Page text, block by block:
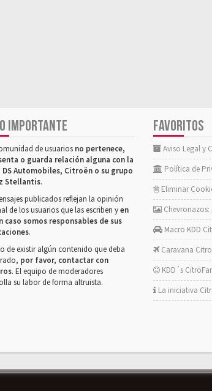
IMPORTANTE
de usuarios no pertenece,
o guarda relación alguna con la
DS Automobiles, Citroën o su grupo
Stellantis.
publicados reflejan la opinión
de los usuarios que las escriben yen
caso somos responsables de sus
.
de existir algún contenido que deba
por favor, contactar con
. El equipo de moderadores
su labor de forma altruista.
FAVORITOS
Aviso Legal y
Política de
Eliminar
Chevronazos:
Macro KDD
Caravana
KDD´s
La iniciativa